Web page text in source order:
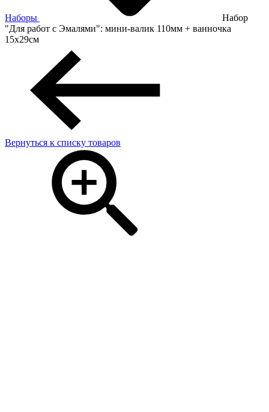
Наборы
Набор
"Для работ с Эмалями": мини-валик 110мм + ванночка
15х29см
Вернуться к списку товаров